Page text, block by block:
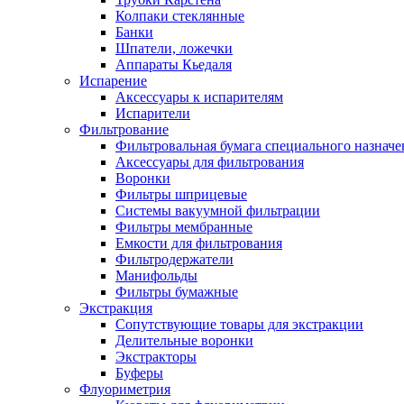
Колпаки стеклянные
Банки
Шпатели, ложечки
Аппараты Кьедаля
Испарение
Аксессуары к испарителям
Испарители
Фильтрование
Фильтровальная бумага специального
Аксессуары для фильтрования
Воронки
Фильтры шприцевые
Системы вакуумной фильтрации
Фильтры мембранные
Емкости для фильтрования
Фильтродержатели
Манифольды
Фильтры бумажные
Экстракция
Сопутствующие товары для экстракции
Делительные воронки
Экстракторы
Буферы
Флуориметрия